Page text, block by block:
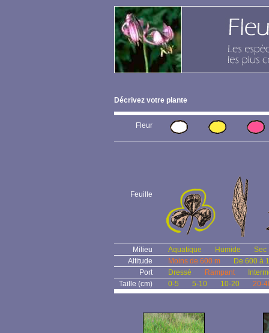
Décrivez votre plante
Fleur
Feuille
Milieu Aquatique Humide
Sec
Altitude
Moins de 600 m
De 600 à
Port
Dressé Rampant
Taille (cm)
0-5 5-10 10-20 20-